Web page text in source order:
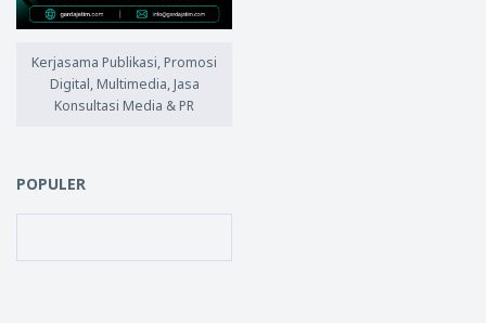
Kerjasama Publikasi, Promosi
Digital, Multimedia, Jasa
Konsultasi Media & PR
POPULER